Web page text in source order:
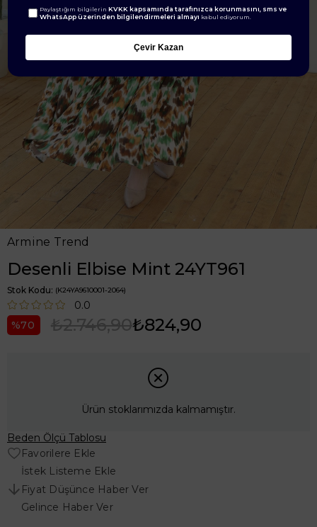
Armine Trend
Desenli Elbise Mint 24YT961
Stok Kodu (K24YA9610001-2064)
0.0
70
₺2.746,90₺824,90
Ürün stoklarımızda kalmamıştır.
Beden Ölçü Tablosu
Favorilere Ekle
İstek Listeme Ekle
Fiyat Düşünce Haber Ver
Gelince Haber Ver
Paylaştığım bilgilerinKVKK kapsamında tarafınızca korunmasını, sms ve
WhatsApp üzerinden bilgilendirmeleri almayı kabul ediyorum.
Çevir Kazan